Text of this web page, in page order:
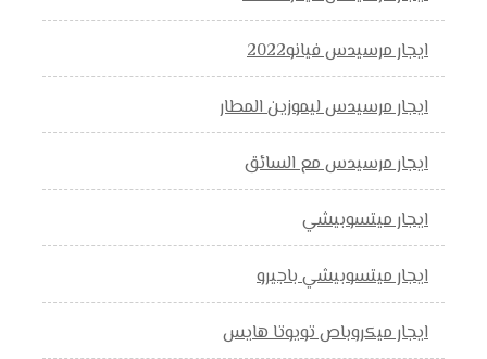
ايجار مرسيدس فيانو2022
ايجار مرسيدس ليموزين المطار
ايجار مرسيدس مع السائق
ايجار ميتسوبيشي
ايجار ميتسوبيشي باجيرو
ايجار ميكروباص تويوتا هايس